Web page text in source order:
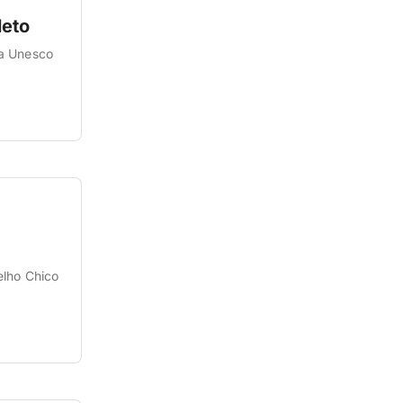
Unesco
Chico